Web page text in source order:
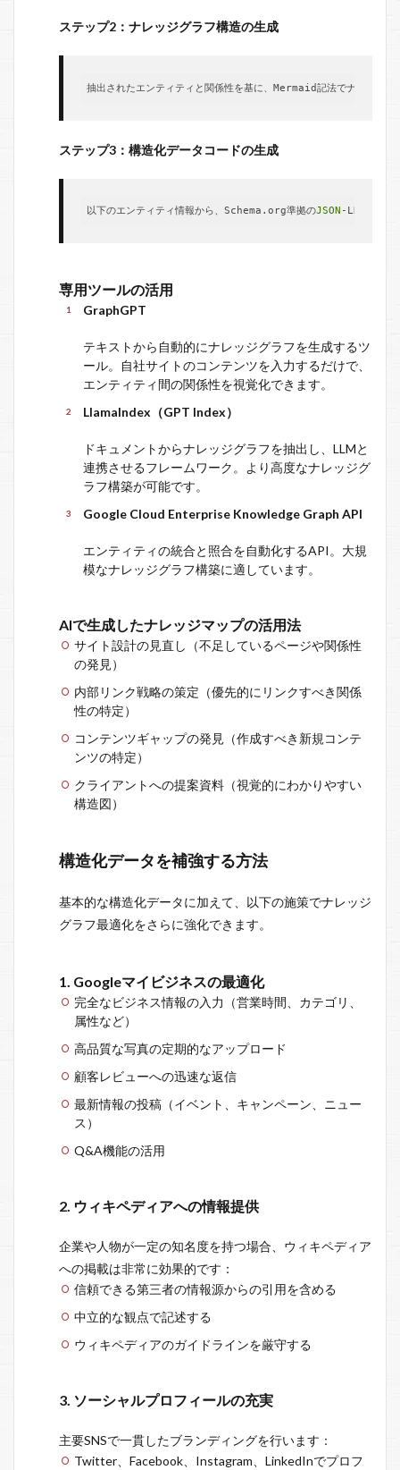
ステップ2：ナレッジグラフ構造の生成
抽出されたエンティティと関係性を基に、Mermaid記法でナレッジ
ステップ3：構造化データコードの生成
以下のエンティティ情報から、Schema.org準拠のJSON -LD構造化
専用ツールの活用
GraphGPT
テキストから自動的にナレッジグラフを生成するツ
ール。自社サイトのコンテンツを入力するだけで、
エンティティ間の関係性を視覚化できます。
LlamaIndex（GPT Index）
ドキュメントからナレッジグラフを抽出し、LLMと
連携させるフレームワーク。より高度なナレッジグ
ラフ構築が可能です。
Google Cloud Enterprise Knowledge Graph API
エンティティの統合と照合を自動化するAPI。大規
模なナレッジグラフ構築に適しています。
AIで生成したナレッジマップの活用法
サイト設計の見直し（不足しているページや関係性
の発見）
内部リンク戦略の策定（優先的にリンクすべき関係
性の特定）
コンテンツギャップの発見（作成すべき新規コンテ
ンツの特定）
クライアントへの提案資料（視覚的にわかりやすい
構造図）
構造化データを補強する方法
基本的な構造化データに加えて、以下の施策でナレッジ
グラフ最適化をさらに強化できます。
1. Googleマイビジネスの最適化
完全なビジネス情報の入力（営業時間、カテゴリ、
属性など）
高品質な写真の定期的なアップロード
顧客レビューへの迅速な返信
最新情報の投稿（イベント、キャンペーン、ニュー
ス）
Q&A機能の活用
2. ウィキペディアへの情報提供
企業や人物が一定の知名度を持つ場合、ウィキペディア
への掲載は非常に効果的です：
信頼できる第三者の情報源からの引用を含める
中立的な観点で記述する
ウィキペディアのガイドラインを厳守する
3. ソーシャルプロフィールの充実
主要SNSで一貫したブランディングを行います：
Twitter、Facebook、Instagram、LinkedInでプロフ